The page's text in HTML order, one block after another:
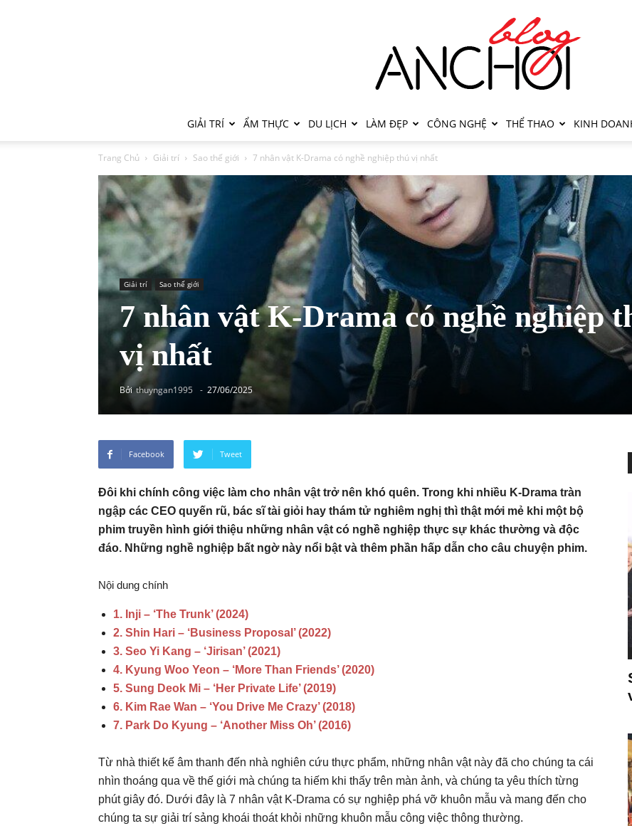
GIẢI TRÍ ẨM THỰC DU LỊCH LÀM ĐẸP CÔNG NGHỆ THỂ THAO KINH
Trang Chủ Giải trí Sao thế giới 7 nhân vật K-Drama có nghề nghiệp thú vị nhất
Giải trí Sao thế giới
7 nhân vật K-Drama có nghề nghiệp
vị nhất
Bởithuyngan1995 - 27/06/2025
Facebook Tweet
Đôi khi chính công việc làm cho nhân vật trở nên khó quên. Trong khi nhiều K-Drama tràn
ngập các CEO quyến rũ, bác sĩ tài giỏi hay thám tử nghiêm nghị thì thật mới mẻ khi một bộ
phim truyền hình giới thiệu những nhân vật có nghề nghiệp thực sự khác thường và độc
đáo. Những nghề nghiệp bất ngờ này nổi bật và thêm phần hấp dẫn cho câu chuyện phim.
Nội dung chính
1. Inji – ‘The Trunk’ (2024)
2. Shin Hari – ‘Business Proposal’ (2022)
3. Seo Yi Kang – ‘Jirisan’ (2021)
4. Kyung Woo Yeon – ‘More Than Friends’ (2020)
5. Sung Deok Mi – ‘Her Private Life’ (2019)
6. Kim Rae Wan – ‘You Drive Me Crazy’ (2018)
7. Park Do Kyung – ‘Another Miss Oh’ (2016)
Từ nhà thiết kế âm thanh đến nhà nghiên cứu thực phẩm, những nhân vật này đã cho chúng ta cái
nhìn thoáng qua về thế giới mà chúng ta hiếm khi thấy trên màn ảnh, và chúng ta yêu thích từng
phút giây đó. Dưới đây là 7 nhân vật K-Drama có sự nghiệp phá vỡ khuôn mẫu và mang đến cho
chúng ta sự giải trí sảng khoái thoát khỏi những khuôn mẫu công việc thông thường.